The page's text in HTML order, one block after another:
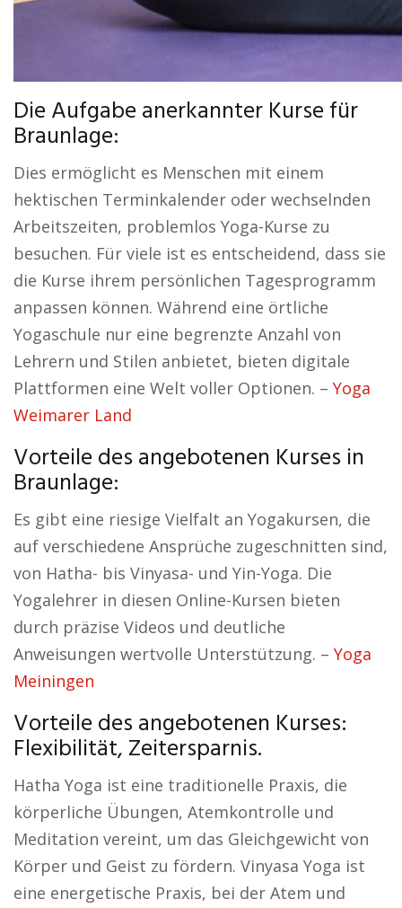
Die Aufgabe anerkannter Kurse für
Braunlage:
Dies ermöglicht es Menschen mit einem
hektischen Terminkalender oder wechselnden
Arbeitszeiten, problemlos Yoga-Kurse zu
besuchen. Für viele ist es entscheidend, dass sie
die Kurse ihrem persönlichen Tagesprogramm
anpassen können. Während eine örtliche
Yogaschule nur eine begrenzte Anzahl von
Lehrern und Stilen anbietet, bieten digitale
Plattformen eine Welt voller Optionen. – Yoga
Weimarer Land
Vorteile des angebotenen Kurses in
Braunlage:
Es gibt eine riesige Vielfalt an Yogakursen, die
auf verschiedene Ansprüche zugeschnitten sind,
von Hatha- bis Vinyasa- und Yin-Yoga. Die
Yogalehrer in diesen Online-Kursen bieten
durch präzise Videos und deutliche
Anweisungen wertvolle Unterstützung. – Yoga
Meiningen
Vorteile des angebotenen Kurses:
Flexibilität, Zeitersparnis.
Hatha Yoga ist eine traditionelle Praxis, die
körperliche Übungen, Atemkontrolle und
Meditation vereint, um das Gleichgewicht von
Körper und Geist zu fördern. Vinyasa Yoga ist
eine energetische Praxis, bei der Atem und